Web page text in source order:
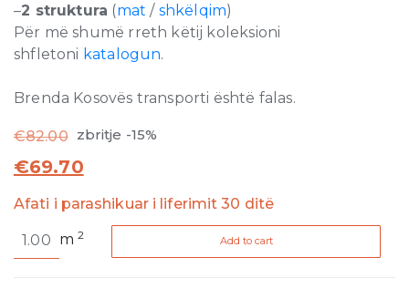
–2 struktura (mat/ shkëlqim)
Për më shumë rreth këtij koleksioni
shfletoni katalogun.
Brenda Kosovës transporti është falas.
€82.00 zbritje -15%
€69.70
Afati i parashikuar i liferimit 30 ditë
de
m2 Add to cart